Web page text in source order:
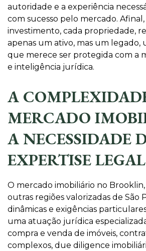
autoridade e a experiência
com sucesso pelo mercado. Afinal,
investimento, cada propriedade,
apenas um ativo, mas um legado,
que merece ser protegida com a
e inteligência jurídica.
A
MERCADO
A NECESSIDADE
EXPERTISE LEGAL
O mercado imobiliário no Brooklin,
outras regiões valorizadas de São
dinâmicas e exigências
uma atuação jurídica
compra e venda de imóveis,
complexos, due diligence